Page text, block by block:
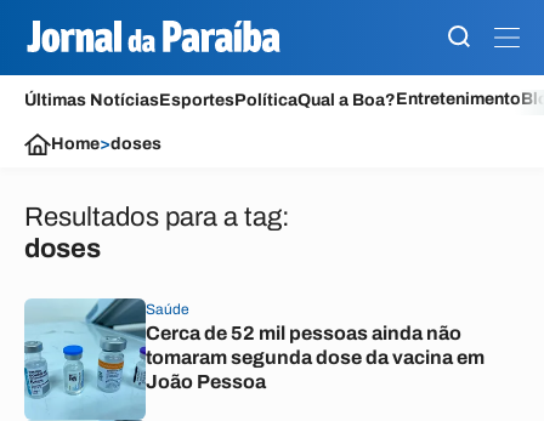
Últimas NotíciasEsportesPolíticaQual a Boa?Entretenimento
Home>doses
Resultados para a tag:
doses
Saúde
Cerca de 52 mil pessoas ainda não
tomaram segunda dose da vacina em
João Pessoa